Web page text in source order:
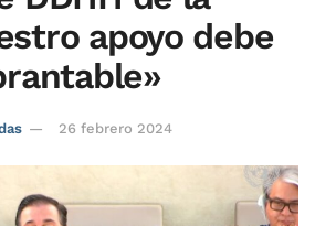
apoyo debe
26 febrero 2024